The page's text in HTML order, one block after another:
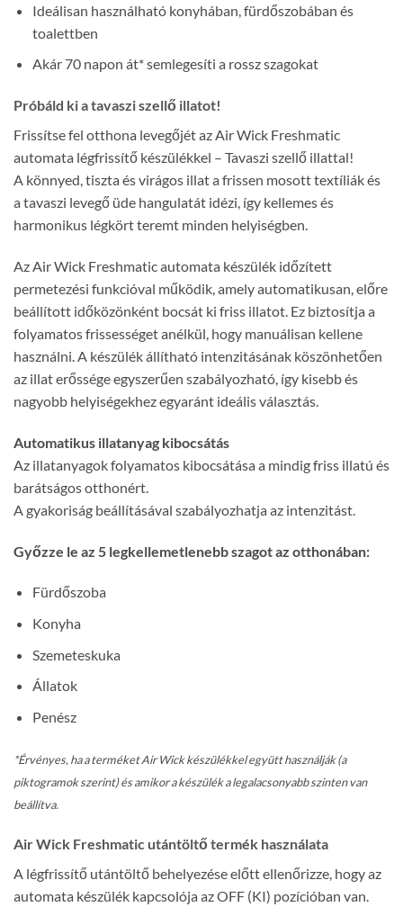
Ideálisan használható konyhában, fürdőszobában és
toalettben
Akár 70 napon át* semlegesíti a rossz szagokat
Próbáld ki a tavaszi szellő illatot!
Frissítse fel otthona levegőjét az Air Wick Freshmatic
automata légfrissítő készülékkel – Tavaszi szellő illattal!
A könnyed, tiszta és virágos illat a frissen mosott textíliák és
a tavaszi levegő üde hangulatát idézi, így kellemes és
harmonikus légkört teremt minden helyiségben.
Az Air Wick Freshmatic automata készülék időzített
permetezési funkcióval működik, amely automatikusan, előre
beállított időközönként bocsát ki friss illatot. Ez biztosítja a
folyamatos frissességet anélkül, hogy manuálisan kellene
használni. A készülék állítható intenzitásának köszönhetően
az illat erőssége egyszerűen szabályozható, így kisebb és
nagyobb helyiségekhez egyaránt ideális választás.
Automatikus illatanyag kibocsátás
Az illatanyagok folyamatos kibocsátása a mindig friss illatú és
barátságos otthonért.
A gyakoriság beállításával szabályozhatja az intenzitást.
Győzze le az 5 legkellemetlenebb szagot az otthonában:
Fürdőszoba
Konyha
Szemeteskuka
Állatok
Penész
*Érvényes, ha a terméket Air Wick készülékkel együtt használják (a
piktogramok szerint) és amikor a készülék a legalacsonyabb szinten van
beállítva.
Air Wick Freshmatic utántöltő termék használata
A légfrissítő utántöltő behelyezése előtt ellenőrizze, hogy az
automata készülék kapcsolója az OFF (KI) pozícióban van.